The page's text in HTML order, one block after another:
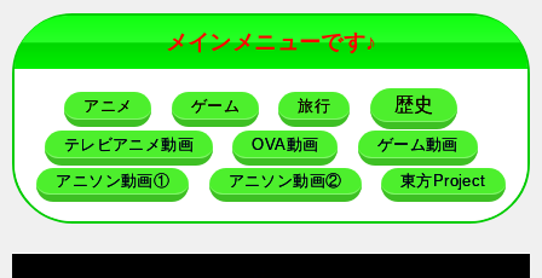
メインメニューです♪
アニメ ゲーム 旅行 歴史
テレビアニメ動画 OVA動画 ゲーム動画
アニソン動画① アニソン動画② 東方Project